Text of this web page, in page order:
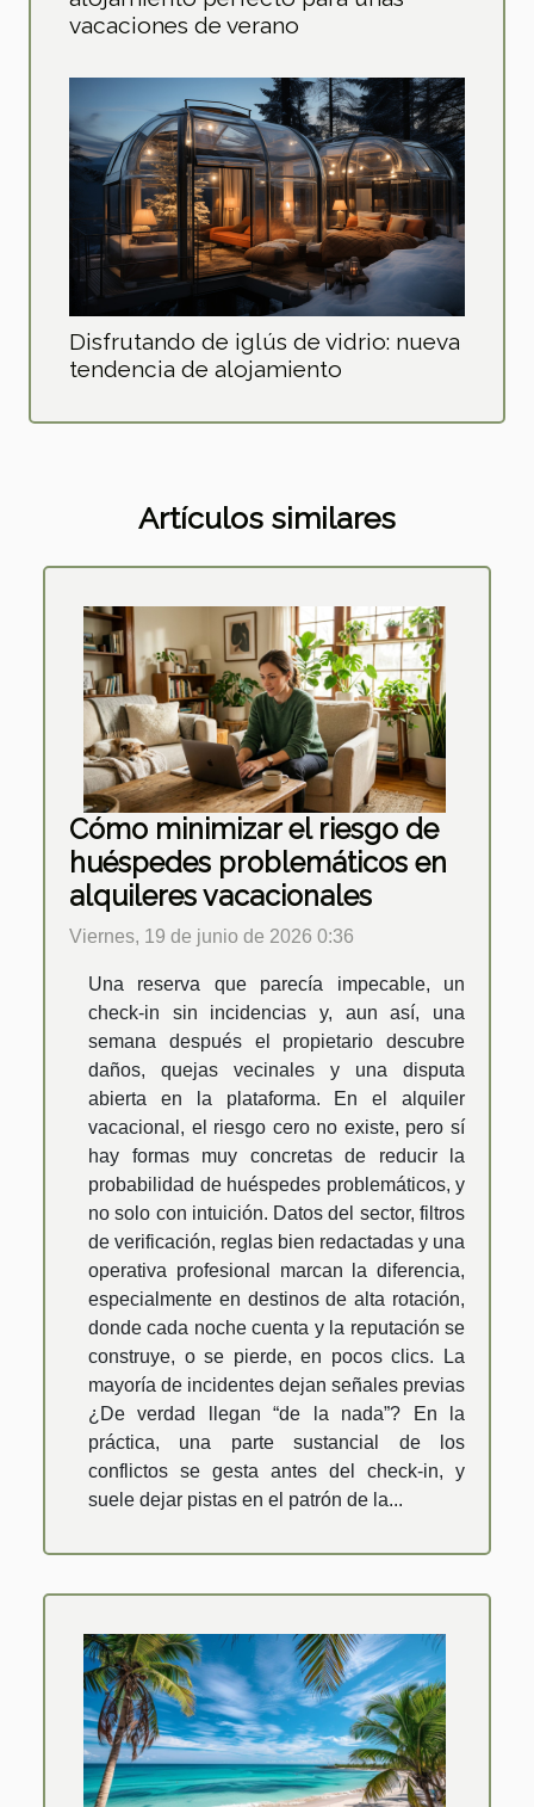
vacaciones de verano
Disfrutando de iglús de vidrio: nueva
tendencia de alojamiento
Artículos similares
Cómo minimizar el riesgo de
huéspedes problemáticos en
alquileres vacacionales
Viernes, 19 de junio de 2026 0:36
Una reserva que parecía impecable, un
check-in sin incidencias y, aun así, una
semana después el propietario descubre
daños, quejas vecinales y una disputa
abierta en la plataforma. En el alquiler
vacacional, el riesgo cero no existe, pero sí
hay formas muy concretas de reducir la
probabilidad de huéspedes problemáticos, y
no solo con intuición. Datos del sector, filtros
de verificación, reglas bien redactadas y una
operativa profesional marcan la diferencia,
especialmente en destinos de alta rotación,
donde cada noche cuenta y la reputación se
construye, o se pierde, en pocos clics. La
mayoría de incidentes dejan señales previas
¿De verdad llegan “de la nada”? En la
práctica, una parte sustancial de los
conflictos se gesta antes del check-in, y
suele dejar pistas en el patrón de la...